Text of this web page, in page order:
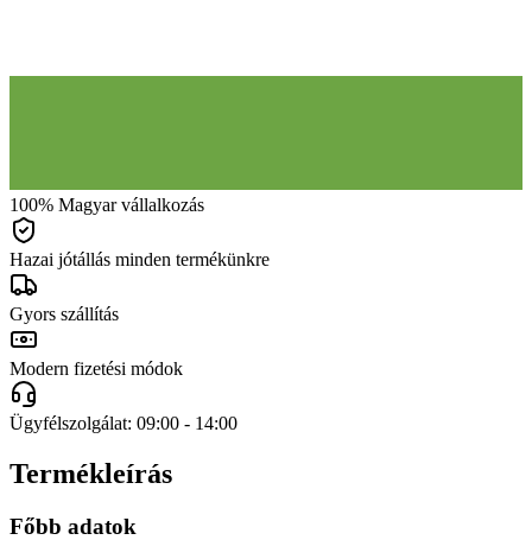
100% Magyar vállalkozás
Hazai jótállás minden termékünkre
Gyors szállítás
Modern fizetési módok
Ügyfélszolgálat: 09:00 - 14:00
Termékleírás
Főbb adatok